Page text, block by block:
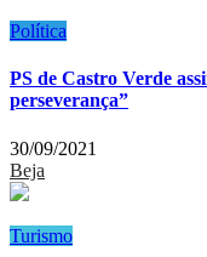
Política
PS de Castro Verde
perseverança”
30/09/2021
Beja
Turismo